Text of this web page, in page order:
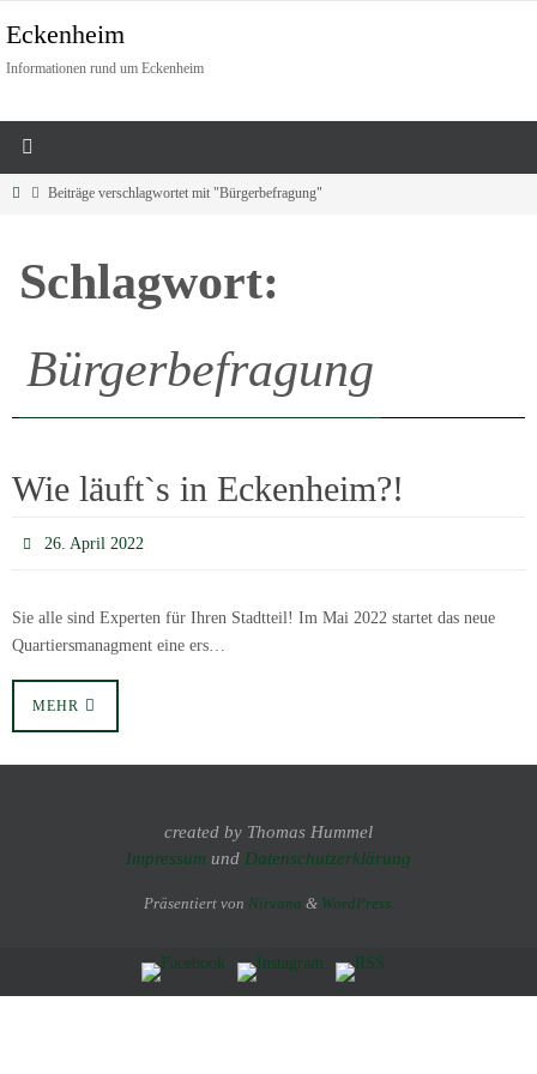
Eckenheim
Informationen rund um Eckenheim
Beiträge verschlagwortet mit "Bürgerbefragung"
Schlagwort:
Bürgerbefragung
Wie läuft`s in Eckenheim?!
26. April 2022
Sie alle sind Experten für Ihren Stadtteil! Im Mai 2022 startet das neue
Quartiersmanagment eine ers…
MEHR
created by Thomas Hummel
Impressum und Datenschutzerklärung
Präsentiert von Nirvana & WordPress.